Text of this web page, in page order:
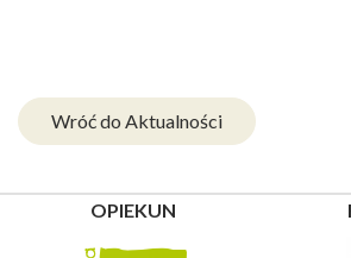
Wróć do Aktualności
OPIEKUN